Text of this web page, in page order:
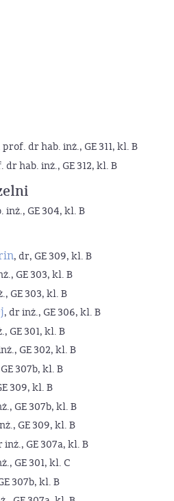
prof. dr hab. inż., GE 311, kl. B
dr hab. inż., GE 312, kl. B
inż., GE 304, kl. B
, dr, GE 309, kl. B
GE 303, kl. B
GE 303, kl. B
, dr inż., GE 306, kl. B
GE 301, kl. B
GE 302, kl. B
307b, kl. B
309, kl. B
GE 307b, kl. B
GE 309, kl. B
inż., GE 307a, kl. B
GE 301, kl. C
307b, kl. B